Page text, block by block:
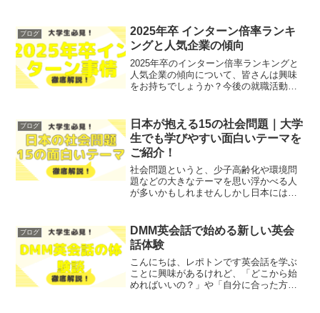
取得するためにはどのような勉強法が有
効なのか...
ブログ
2025年卒 インターン倍率ランキ
ングと人気企業の傾向
2025年卒のインターン倍率ランキングと
人気企業の傾向について、皆さんは興味
をお持ちでしょうか？今後の就職活動に
か、気になる方が多いと思います。そこ
で今回は、2025年...
ブログ
日本が抱える15の社会問題｜大学
生でも学びやすい面白いテーマを
ご紹介！
社会問題というと、少子高齢化や環境問
題などの大きなテーマを思い浮かべる人
が多いかもしれませんしかし日本には、
れた問題も存在します今回は、大学生で
も学びのきっかけになりそ...
ブログ
DMM英会話で始める新しい英会
話体験
こんにちは、レポトンです英会話を学ぶ
ことに興味があるけれど、「どこから始
めればいいの？」や「自分に合った方法